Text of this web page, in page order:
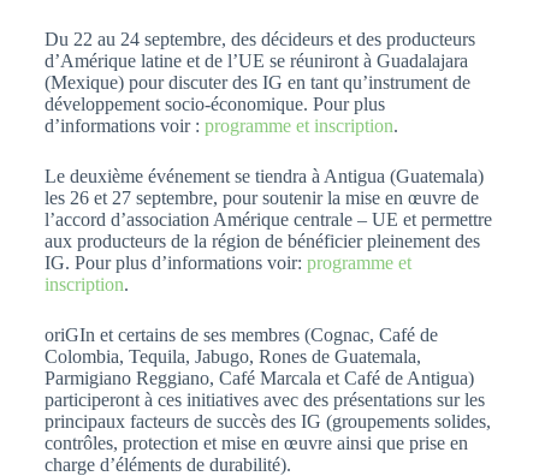
Du 22 au 24 septembre, des décideurs et des producteurs
d’Amérique latine et de l’UE se réuniront à Guadalajara
(Mexique) pour discuter des IG en tant qu’instrument de
développement socio-économique. Pour plus
d’informations voir : programme et inscription.
Le deuxième événement se tiendra à Antigua (Guatemala)
les 26 et 27 septembre, pour soutenir la mise en œuvre de
l’accord d’association Amérique centrale – UE et permettre
aux producteurs de la région de bénéficier pleinement des
IG. Pour plus d’informations voir: programme et
inscription.
oriGIn et certains de ses membres (Cognac, Café de
Colombia, Tequila, Jabugo, Rones de Guatemala,
Parmigiano Reggiano, Café Marcala et Café de Antigua)
participeront à ces initiatives avec des présentations sur les
principaux facteurs de succès des IG (groupements solides,
contrôles, protection et mise en œuvre ainsi que prise en
charge d’éléments de durabilité).